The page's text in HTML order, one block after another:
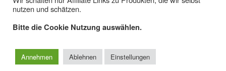
Zum Seitenanfang
nutzen und schätzen.
Bitte die Cookie Nutzung auswählen.
Annehmen Ablehnen Einstellungen